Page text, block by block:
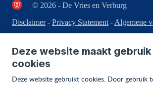
© 2026 - De Vries en Verburg
Disclaimer- Privacy Statement - Algemene
Deze website maakt gebruik
cookies
Deze website gebruikt cookies. Door gebruik